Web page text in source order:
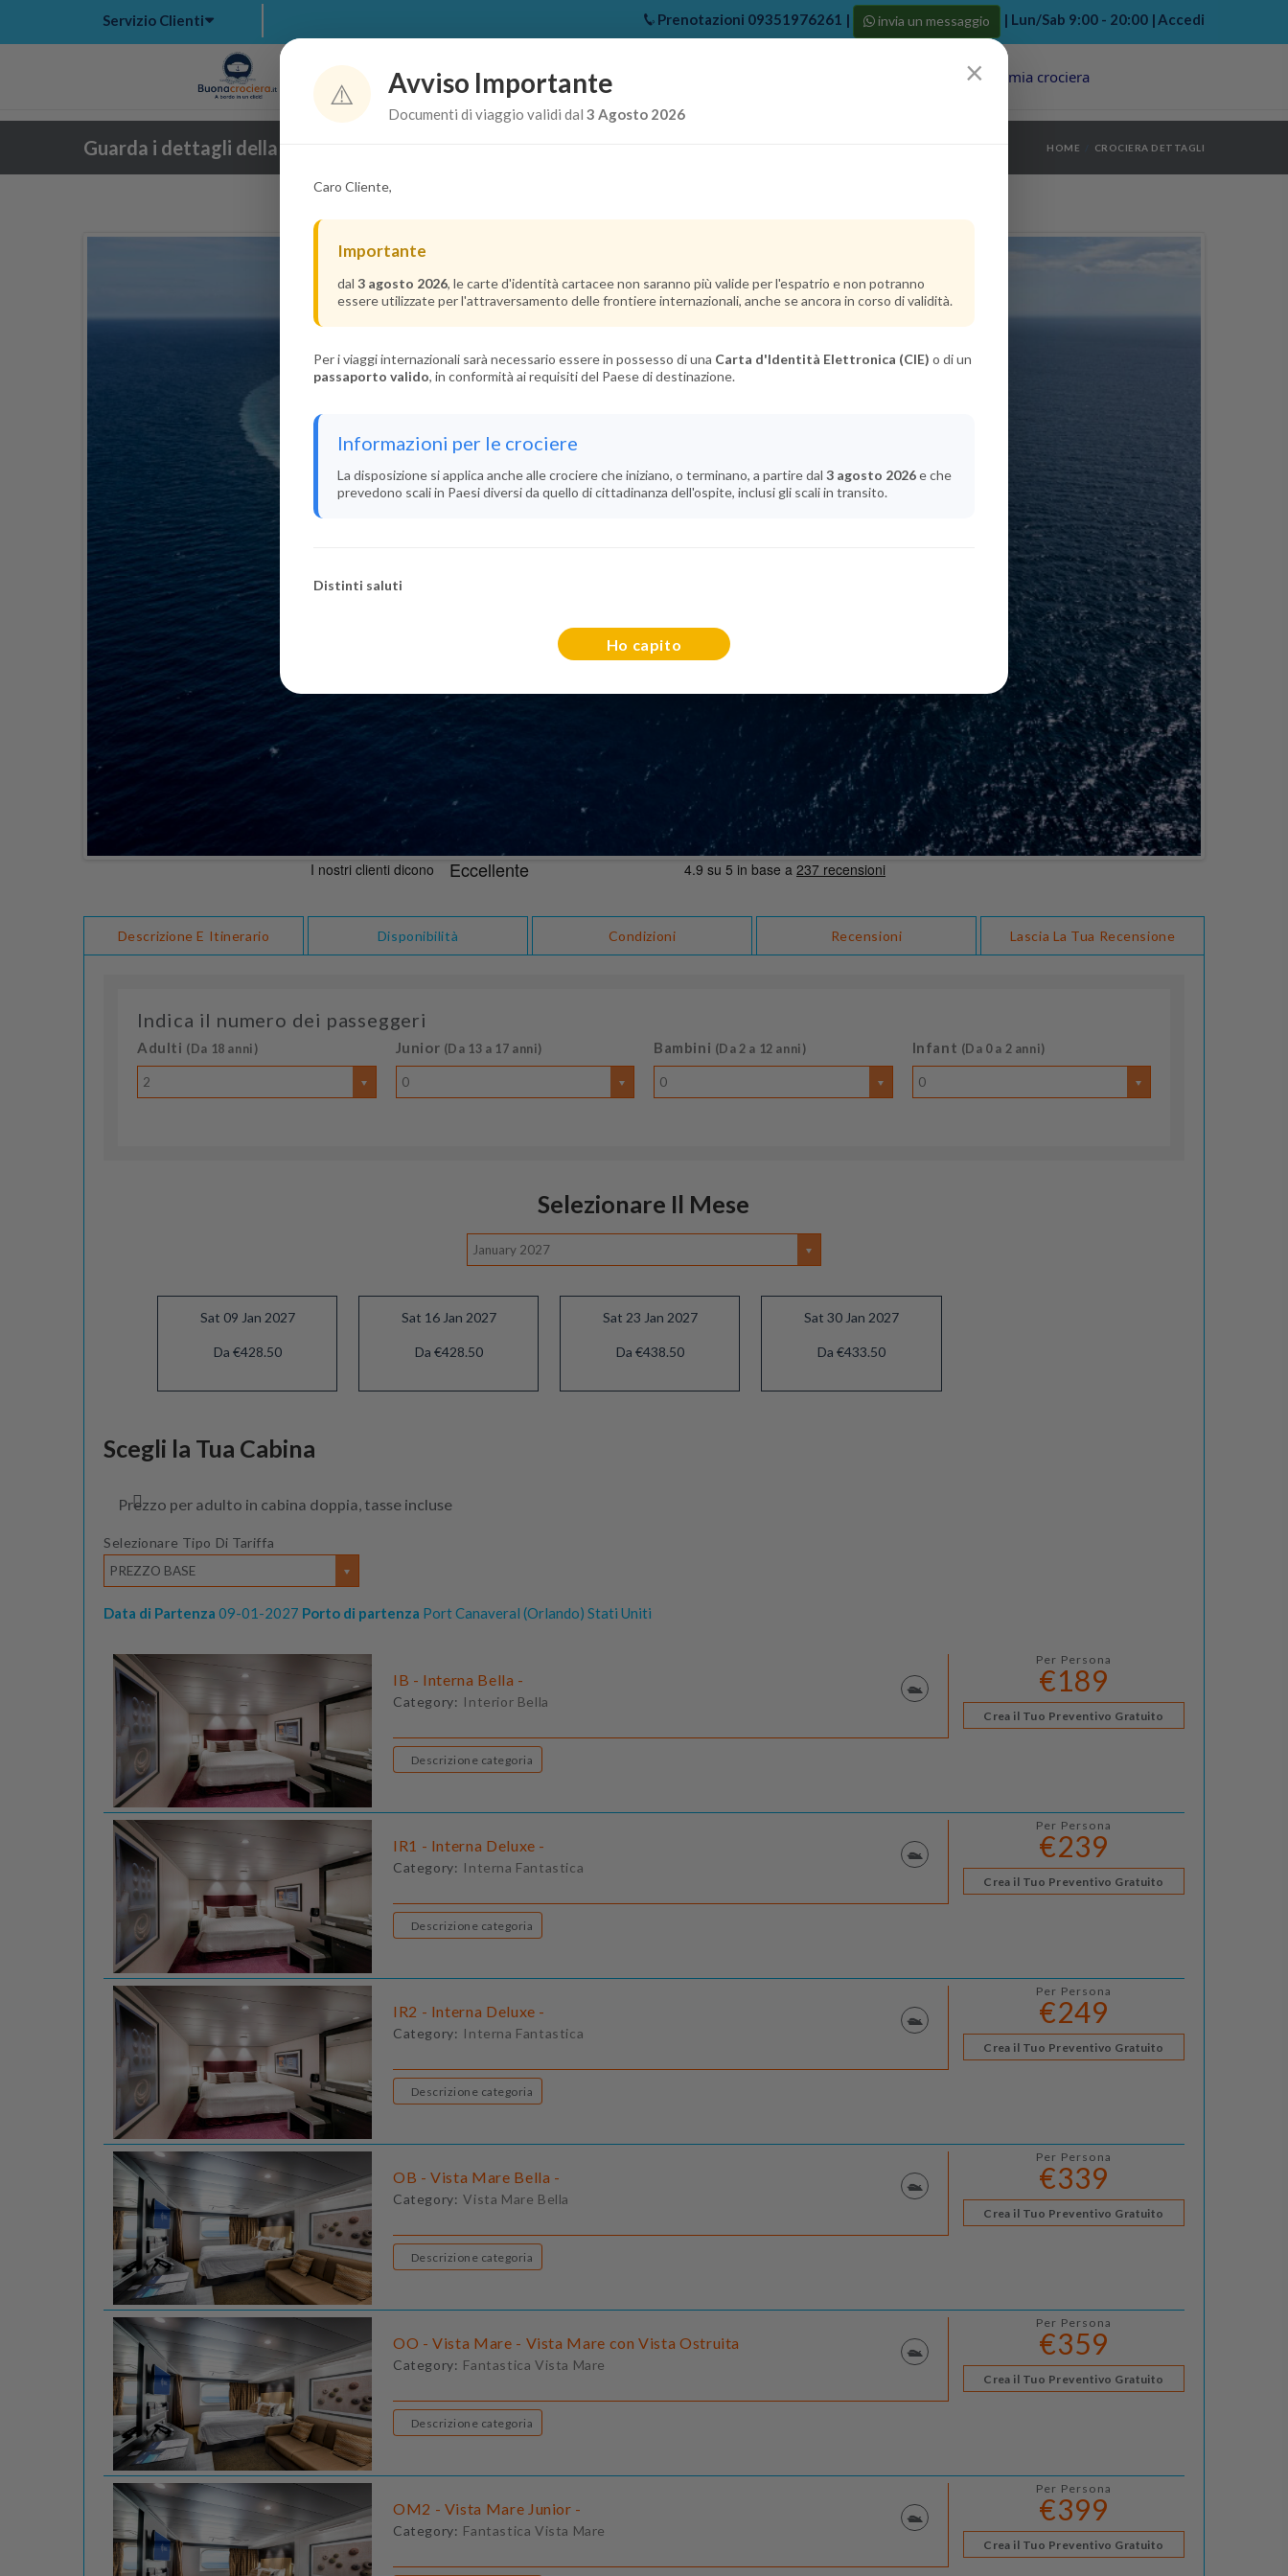
>
>
Servizio Clienti Prenotazioni 09351976261 | invia un messaggio | Lun/Sab 9:00 - 20:00 |Accedi
Home Chi Siamo Offerte Crociere Last Minute La mia crociera
Guarda i dettagli della crociera HOME CROCIERA DETTAGLI
Descrizione E Itinerario Disponibilità Condizioni Recensioni Lascia La Tua Recensione
Indica il numero dei passeggeri
Adulti (Da 18 anni)
2
Junior (Da 13 a 17 anni)
0
Bambini (Da 2 a 12 anni)
0
Infant (Da 0 a 2 anni)
0
Selezionare Il Mese
January 2027
Sat 09 Jan 2027
Da €428.50
Sat 16 Jan 2027
Da €428.50
Sat 23 Jan 2027
Da €438.50
Sat 30 Jan 2027
Da €433.50
Scegli la Tua Cabina
Prezzo per adulto in cabina doppia, tasse incluse
Selezionare Tipo Di Tariffa
PREZZO BASE
Data di Partenza 09-01-2027 Porto di partenza Port Canaveral (Orlando) Stati Uniti
IB - Interna Bella -
Category: Interior Bella
Per Persona
€189
Crea il Tuo Preventivo Gratuito
Descrizione categoria
IR1 - Interna Deluxe -
Category: Interna Fantastica
Per Persona
€239
Crea il Tuo Preventivo Gratuito
Descrizione categoria
IR2 - Interna Deluxe -
Category: Interna Fantastica
Per Persona
€249
Crea il Tuo Preventivo Gratuito
Descrizione categoria
OB - Vista Mare Bella -
Category: Vista Mare Bella
Per Persona
€339
Crea il Tuo Preventivo Gratuito
Descrizione categoria
OO - Vista Mare - Vista Mare con Vista Ostruita
Category: Fantastica Vista Mare
Per Persona
€359
Crea il Tuo Preventivo Gratuito
Descrizione categoria
OM2 - Vista Mare Junior -
Category: Fantastica Vista Mare
Per Persona
€399
Crea il Tuo Preventivo Gratuito
×
⚠️ Avviso Importante
Documenti di viaggio validi dal 3 Agosto 2026
Caro Cliente,
Importante
dal 3 agosto 2026, le carte d'identità cartacee non saranno più valide per l'espatrio e non potranno
essere utilizzate per l'attraversamento delle frontiere internazionali, anche se ancora in corso di validità.
Per i viaggi internazionali sarà necessario essere in possesso di una Carta d'Identità Elettronica (CIE) o di un
passaporto valido, in conformità ai requisiti del Paese di destinazione.
Informazioni per le crociere
La disposizione si applica anche alle crociere che iniziano, o terminano, a partire dal 3 agosto 2026e che
prevedono scali in Paesi diversi da quello di cittadinanza dell'ospite, inclusi gli scali in transito.
Distinti saluti
Ho capito